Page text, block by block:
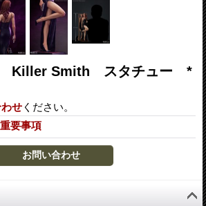
Killer Smith スタチュー *
せ ください。
要事項